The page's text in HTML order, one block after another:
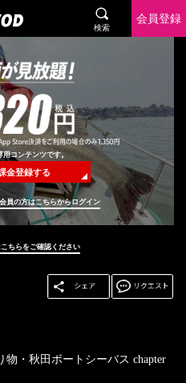
検索
会員登録
用コンテンツです。
金登録する
員の方はこちらからログイン
ちらをご確認ください
物・秋田ボートシーバス chapter